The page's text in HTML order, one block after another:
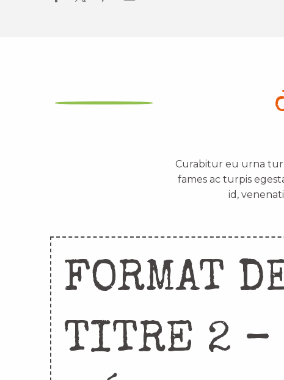
Curabitur eu urna
fames ac turpis
id,
FORMAT
TITRE 2 –